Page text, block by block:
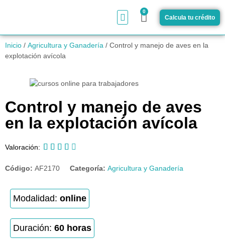
0
Calcula tu crédito
Inicio / Agricultura y Ganadería / Control y manejo de aves en la
explotación avícola
Control y manejo de aves
en la explotación avícola
Valoración:     
Código: AF2170 Categoría: Agricultura y Ganadería
Modalidad: online
Duración: 60 horas